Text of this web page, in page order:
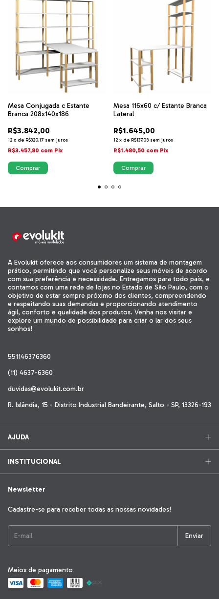
Mesa Conjugada c Estante
Branca 208x140x186
R$3.842,00
12 x de R$320,17 sem juros
R$3.457,80 com Pix
Mesa 116x60 c/ Estante Branca
Lateral
R$1.645,00
12 x de R$137,08 sem juros
R$1.480,50 com Pix
A Evolukit oferece aos consumidores um sistema de montagem
prático, permitindo que você personalize seus móveis de acordo
com sua preferência e necessidade. Entregamos para todo país, e
contamos com uma rede de lojas no Estado de São Paulo, com o
objetivo de estar sempre próximo dos clientes, compreendendo
e respeitando suas demandas e proporcionando atendimento
ágil, conforto e qualidade dos produtos. Venha nos visitar e
explore um mundo de possibilidade para criar o lar dos seus
sonhos!
551146376360
(11) 4637-6360
duvidas@evolukit.com.br
R. Islândia, 15 - Distrito Industrial Bandeirante, Salto - SP, 13326-193
AJUDA
INSTITUCIONAL
Newsletter
Cadastre-se para receber todas as nossas novidades!
Meios de pagamento